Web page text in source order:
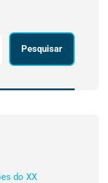
Pesquisar
do XX